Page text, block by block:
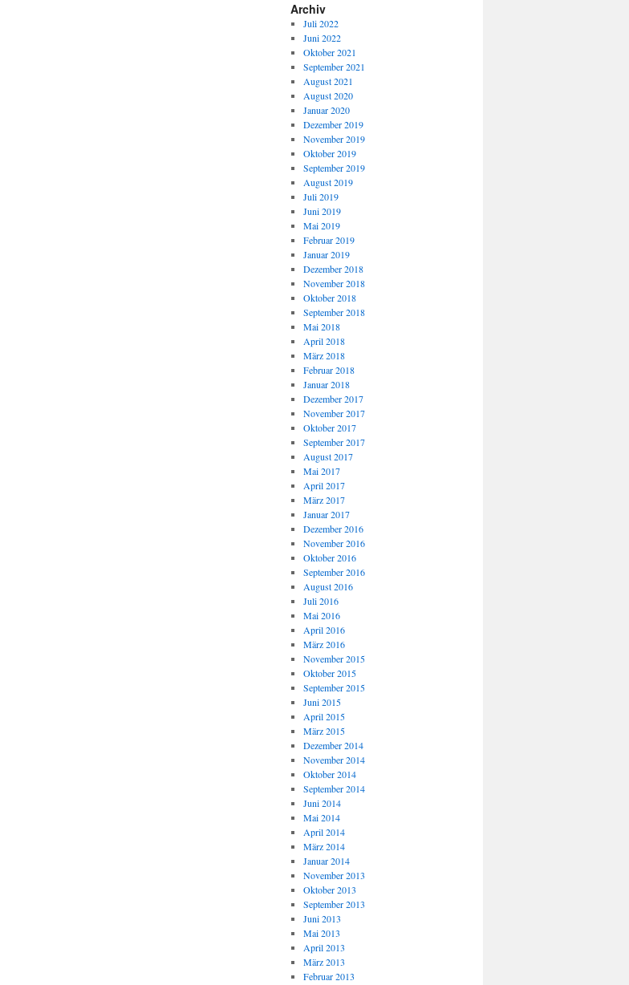
Archiv
Juli 2022
Juni 2022
Oktober 2021
September 2021
August 2021
August 2020
Januar 2020
Dezember 2019
November 2019
Oktober 2019
September 2019
August 2019
Juli 2019
Juni 2019
Mai 2019
Februar 2019
Januar 2019
Dezember 2018
November 2018
Oktober 2018
September 2018
Mai 2018
April 2018
März 2018
Februar 2018
Januar 2018
Dezember 2017
November 2017
Oktober 2017
September 2017
August 2017
Mai 2017
April 2017
März 2017
Januar 2017
Dezember 2016
November 2016
Oktober 2016
September 2016
August 2016
Juli 2016
Mai 2016
April 2016
März 2016
November 2015
Oktober 2015
September 2015
Juni 2015
April 2015
März 2015
Dezember 2014
November 2014
Oktober 2014
September 2014
Juni 2014
Mai 2014
April 2014
März 2014
Januar 2014
November 2013
Oktober 2013
September 2013
Juni 2013
Mai 2013
April 2013
März 2013
Februar 2013